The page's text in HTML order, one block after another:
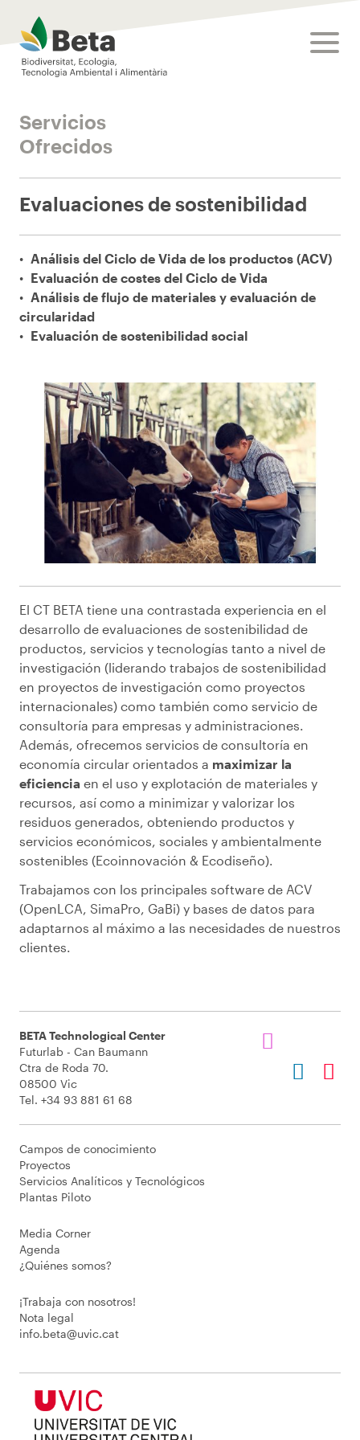
Beta Tech Center
Servicios
Ofrecidos
Evaluaciones de sostenibilidad
Análisis del Ciclo de Vida de los productos (ACV)
Evaluación de costes del Ciclo de Vida
Análisis de flujo de materiales y evaluación de
circularidad
Evaluación de sostenibilidad social
El CT BETA tiene una contrastada experiencia en el
desarrollo de evaluaciones de sostenibilidad de
productos, servicios y tecnologías tanto a nivel de
investigación (liderando trabajos de sostenibilidad
en proyectos de investigación como proyectos
internacionales) como también como servicio de
consultoría para empresas y administraciones.
Además, ofrecemos servicios de consultoría en
economía circular orientados a maximizar la
eficiencia en el uso y explotación de materiales y
recursos, así como a minimizar y valorizar los
residuos generados, obteniendo productos y
servicios económicos, sociales y ambientalmente
sostenibles (Ecoinnovación & Ecodiseño).
Trabajamos con los principales software de ACV
(OpenLCA, SimaPro, GaBi) y bases de datos para
adaptarnos al máximo a las necesidades de nuestros
clientes.
BETA Technological Center
Futurlab - Can Baumann
Ctra de Roda 70.
08500 Vic
Tel. +34 93 881 61 68
Campos de conocimiento
Proyectos
Servicios Analíticos y Tecnológicos
Plantas Piloto
Media Corner
Agenda
¿Quiénes somos?
¡Trabaja con nosotros!
Nota legal
info.beta@uvic.cat